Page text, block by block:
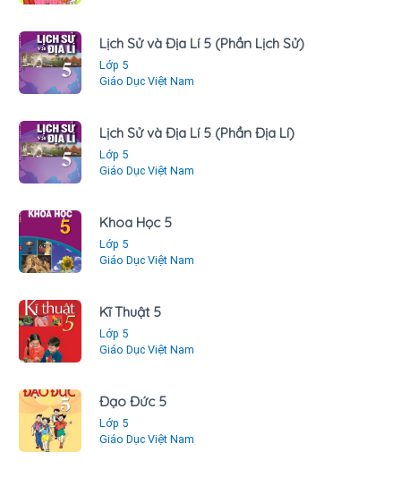
Lịch Sử và Địa Lí 5 (Phần Lịch Sử)
Lớp 5
Giáo Dục Việt Nam
Lịch Sử và Địa Lí 5 (Phần Địa Lí)
Lớp 5
Giáo Dục Việt Nam
Khoa Học 5
Lớp 5
Giáo Dục Việt Nam
Kĩ Thuật 5
Lớp 5
Giáo Dục Việt Nam
Đạo Đức 5
Lớp 5
Giáo Dục Việt Nam